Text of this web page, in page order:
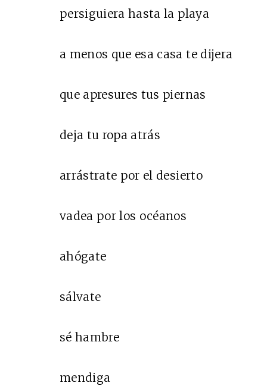
persiguiera hasta la playa
a menos que esa casa te dijera
que apresures tus piernas
deja tu ropa atrás
arrástrate por el desierto
vadea por los océanos
ahógate
sálvate
sé hambre
mendiga